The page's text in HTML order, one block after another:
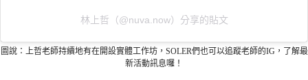
林上哲（@nuva.now）分享的貼文
圖說：上哲老師持續地有在開設實體工作坊，SOLER們也可以追蹤老師的IG，了解最
新活動訊息囉！